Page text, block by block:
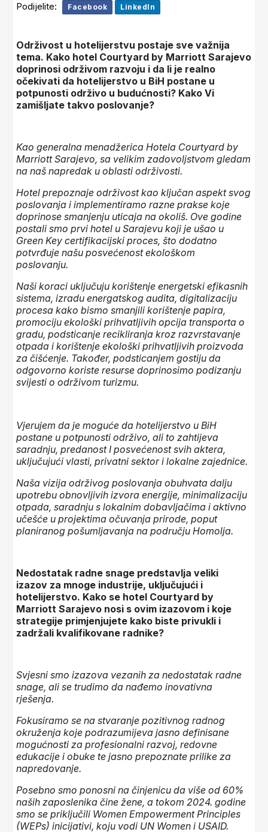
Podijelite: Facebook LinkedIn
Održivost u hotelijerstvu postaje sve važnija
tema. Kako hotel Courtyard by Marriott Sarajevo
doprinosi održivom razvoju i da li je realno
očekivati da hotelijerstvo u BiH postane u
potpunosti održivo u budućnosti? Kako Vi
zamišljate takvo poslovanje?
Kao generalna menadžerica Hotela Courtyard by
Marriott Sarajevo, sa velikim zadovoljstvom gledam
na naš napredak u oblasti održivosti.
Hotel prepoznaje održivost kao ključan aspekt svog
poslovanja i implementiramo razne prakse koje
doprinose smanjenju uticaja na okoliš. Ove godine
postali smo prvi hotel u Sarajevu koji je ušao u
Green Key certifikacijski proces, što dodatno
potvrđuje našu posvećenost ekološkom
poslovanju.
Naši koraci uključuju korištenje energetski efikasnih
sistema, izradu energatskog audita, digitalizaciju
procesa kako bismo smanjili korištenje papira,
promociju ekološki prihvatljivih opcija transporta o
gradu, podsticanje recikliranja kroz razvrstavanje
otpada i korištenje ekološki prihvatljivih proizvoda
za čišćenje. Također, podsticanjem gostiju da
odgovorno koriste resurse doprinosimo podizanju
svijesti o održivom turizmu.
Vjerujem da je moguće da hotelijerstvo u BiH
postane u potpunosti održivo, ali to zahtijeva
saradnju, predanost I posvećenost svih aktera,
uključujući vlasti, privatni sektor i lokalne zajednice.
Naša vizija održivog poslovanja obuhvata dalju
upotrebu obnovljivih izvora energije, minimalizaciju
otpada, saradnju s lokalnim dobavljačima i aktivno
učešće u projektima očuvanja prirode, poput
planiranog pošumljavanja na području Homolja.
Nedostatak radne snage predstavlja veliki
izazov za mnoge industrije, uključujući i
hotelijerstvo. Kako se hotel Courtyard by
Marriott Sarajevo nosi s ovim izazovom i koje
strategije primjenjujete kako biste privukli i
zadržali kvalifikovane radnike?
Svjesni smo izazova vezanih za nedostatak radne
snage, ali se trudimo da nađemo inovativna
rješenja.
Fokusiramo se na stvaranje pozitivnog radnog
okruženja koje podrazumijeva jasno definisane
mogućnosti za profesionalni razvoj, redovne
edukacije i obuke te jasno prepoznate prilike za
napredovanje.
Posebno smo ponosni na činjenicu da više od 60%
naših zaposlenika čine žene, a tokom 2024. godine
smo se priključili Women Empowerment Principles
(WEPs) inicijativi, koju vodi UN Women i USAID.